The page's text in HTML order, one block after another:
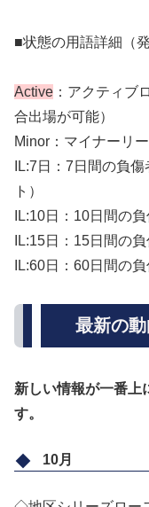
■状態の用語詳細（
Active ：アクティブ
合出場が可能）
Minor：マイナーリ
IL:7日：7日間の負
ト）
IL:10日：10日間の
IL:15日：15日間の
IL:60日：60日間の
最新の
新しい情報が一番上
す。
10月